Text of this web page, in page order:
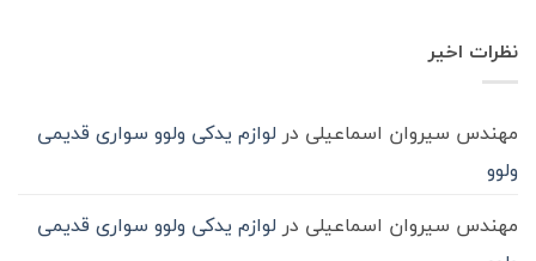
حمل‌ونقل
گیربکس
ماشیننظرات اخیر
مهندس سیروان اسماعیلی در لوازم یدکی ولوو سواری قدیمی
ولوو
مهندس سیروان اسماعیلی در لوازم یدکی ولوو سواری قدیمی